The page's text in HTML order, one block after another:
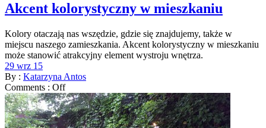
Akcent kolorystyczny w mieszkaniu
Kolory otaczają nas wszędzie, gdzie się znajdujemy, także w
miejscu naszego zamieszkania. Akcent kolorystyczny w mieszkaniu
może stanowić atrakcyjny element wystroju wnętrza.
29 wrz 15
By : Katarzyna Antos
Comments : Off